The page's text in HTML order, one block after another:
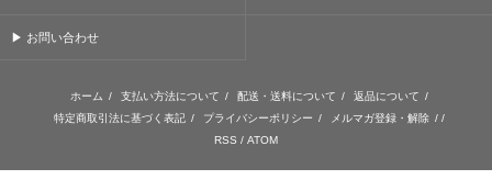
▶ お問い合わせ
ホーム / 支払い方法について / 配送・送料について / 返品について /
特定商取引法に基づく表記 / プライバシーポリシー / メルマガ登録・解除 / /
RSS / ATOM